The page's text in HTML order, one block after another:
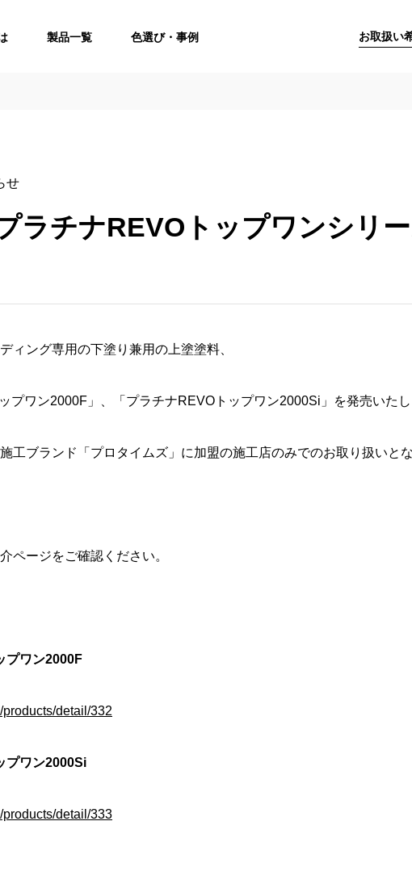
製品一覧 色選び・事例 お取扱い
せ
ラチナREVOトップワンシリ
ィング専用の下塗り兼用の上塗塗料、
プワン2000F」、「プラチナREVOトップワン2000Si」を発売いたし
工ブランド「プロタイムズ」に加盟の施工店のみでのお取り扱いとな
ページをご確認ください。
プワン2000F
detail/332
プワン2000Si
products/detail/333